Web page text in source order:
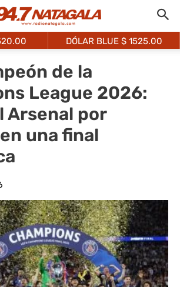
DÓLAR BLUE $ 1525.00
de la
League 2026:
Arsenal por
una final